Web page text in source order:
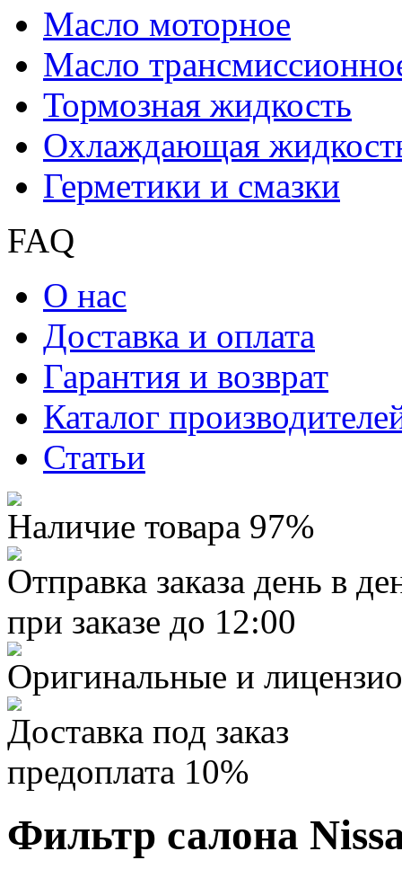
Масло моторное
Масло
Тормозная жидкость
Охлаждающая
Герметики и смазки
FAQ
О нас
Доставка и оплата
Гарантия и возврат
Каталог
Статьи
Наличие товара 97%
Отправка заказа день в
при заказе до 12:00
Оригинальные и
Доставка под заказ
предоплата 10%
Фильтр салона